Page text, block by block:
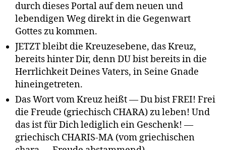
durch dieses Portal auf dem neuen und
lebendigen Weg direkt in die Gegenwart
Gottes zu kommen.
JETZT bleibt die Kreuzesebene, das Kreuz,
bereits hinter Dir, denn DU bist bereits in die
Herrlichkeit Deines Vaters, in Seine Gnade
hineingetreten.
Das Wort vom Kreuz heißt — Du bist FREI! Frei
die Freude (griechisch CHARA) zu leben! Und
das ist für Dich lediglich ein Geschenk! —
griechisch CHARIS-MA (vom griechischen